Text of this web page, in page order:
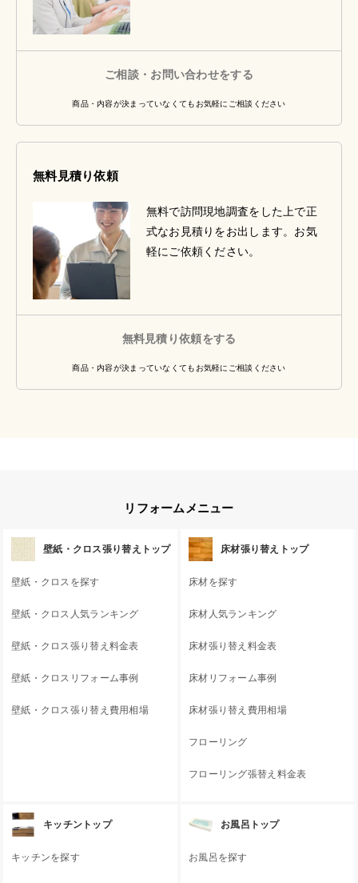
ご相談・お問い合わせをする
商品・内容が決まっていなくてもお気軽にご相談ください
無料見積り依頼
無料で訪問現地調査をした上で正
式なお見積りをお出します。お気
軽にご依頼ください。
無料見積り依頼をする
商品・内容が決まっていなくてもお気軽にご相談ください
リフォームメニュー
壁紙・クロス張り替えトップ
壁紙・クロスを探す
壁紙・クロス人気ランキング
壁紙・クロス張り替え料金表
壁紙・クロスリフォーム事例
壁紙・クロス張り替え費用相場
床材張り替えトップ
床材を探す
床材人気ランキング
床材張り替え料金表
床材リフォーム事例
床材張り替え費用相場
フローリング
フローリング張替え料金表
キッチントップ
キッチンを探す
お風呂トップ
お風呂を探す